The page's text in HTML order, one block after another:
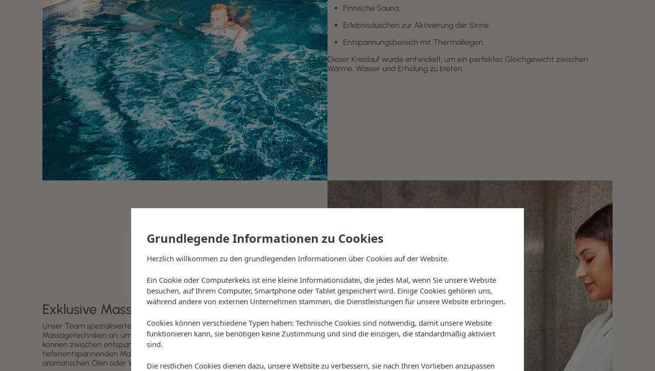
Finnische Sauna.
Erlebnisduschen zur Aktivierung der Sinne.
Entspannungsbereich mit Thermalliegen.
Dieser Kreislauf wurde entwickelt, um ein perfektes Gleichgewicht zwischen
Wärme, Wasser und Erholung zu bieten.
Exklusive Massagen und Rituale
Unser Team spezialisierter Therapeuten wendet traditionelle und moderne
Massagetechniken an, um ein personalisiertes Erlebnis zu bieten. Sie
können zwischen entspannenden, therapeutischen und
tiefenentspannenden Massagen, Fußreflexologie, Massagen mit
aromatischen Ölen oder Wellnessritualen für Paare wählen.
Grundlegende Informationen zu Cookies
Herzlich willkommen zu den grundlegenden Informationen über Cookies auf der Website.
Ein Cookie oder Computerkeks ist eine kleine Informationsdatei, die jedes Mal, wenn Sie unsere Website
besuchen, auf Ihrem Computer, Smartphone oder Tablet gespeichert wird. Einige Cookies gehören uns,
während andere von externen Unternehmen stammen, die Dienstleistungen für unsere Website erbringen.
Cookies können verschiedene Typen haben: Technische Cookies sind notwendig, damit unsere Website
funktionieren kann, sie benötigen keine Zustimmung und sind die einzigen, die standardmäßig aktiviert
sind.
Die restlichen Cookies dienen dazu, unsere Website zu verbessern, sie nach Ihren Vorlieben anzupassen